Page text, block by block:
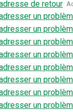
de retour
un
un
un
un
un
un
un
un